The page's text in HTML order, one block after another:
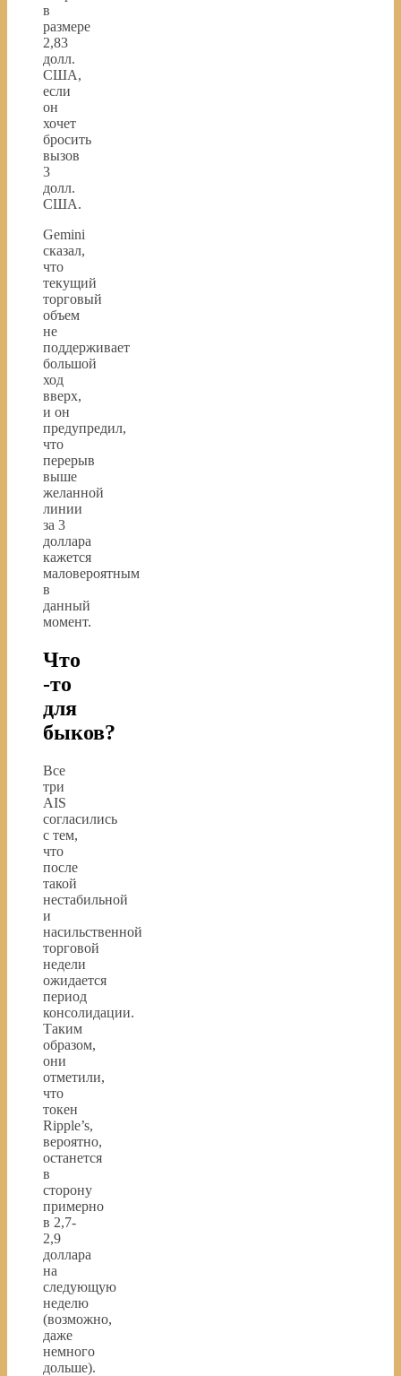
в
размере
2,83
долл.
США,
если
он
хочет
бросить
вызов
3
долл.
США.
Gemini
сказал,
что
текущий
торговый
объем
не
поддерживает
большой
ход
вверх,
и он
предупредил,
что
перерыв
выше
желанной
линии
за 3
доллара
кажется
маловероятным
в
данный
момент.
Что
-то
для
быков?
Все
три
AIS
согласились
с тем,
что
после
такой
нестабильной
и
насильственной
торговой
недели
ожидается
период
консолидации.
Таким
образом,
они
отметили,
что
токен
Ripple’s,
вероятно,
останется
в
сторону
примерно
в 2,7-
2,9
доллара
на
следующую
неделю
(возможно,
даже
немного
дольше).